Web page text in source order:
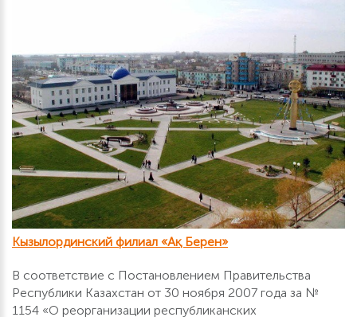
Кызылординский филиал «Ақ Берен»
В соответствие с Постановлением Правительства
Республики Казахстан от 30 ноября 2007 года за №
1154 «О реорганизации республиканских